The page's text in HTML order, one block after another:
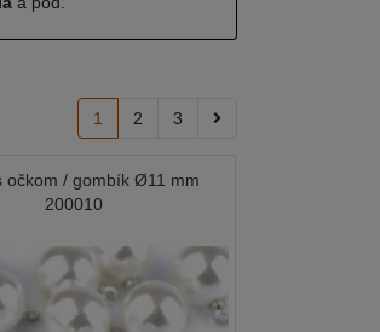
1 2 3
očkom / gombík Ø11 mm
200010